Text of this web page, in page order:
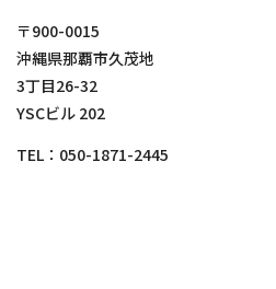
〒900-0015
沖縄県那覇市久茂地
3丁目26-32
YSCビル 202
TEL： 050-1871-2445